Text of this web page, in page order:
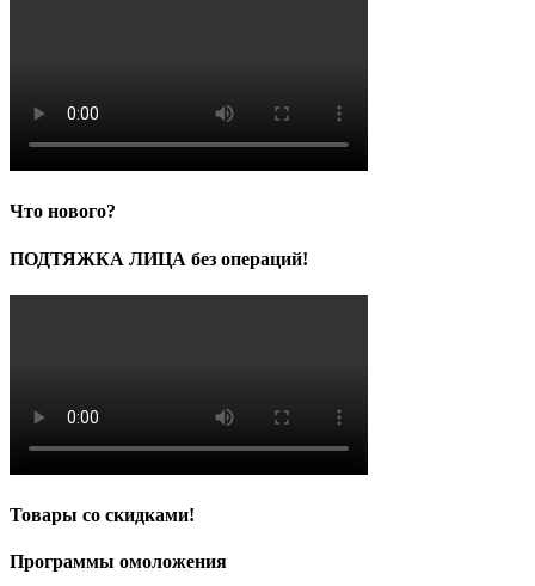
Что нового?
ПОДТЯЖКА ЛИЦА без операций!
Товары со скидками!
Программы омоложения